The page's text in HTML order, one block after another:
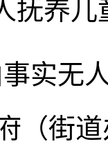
抚养
实无
（街